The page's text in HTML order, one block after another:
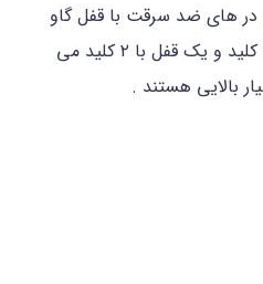
در های ضد سرقت با قفل گاو
صندوقی ما بصورت ۲ قفل با ۵ کلید و یک قفل با ۲ کلید می
بالایی هستند .